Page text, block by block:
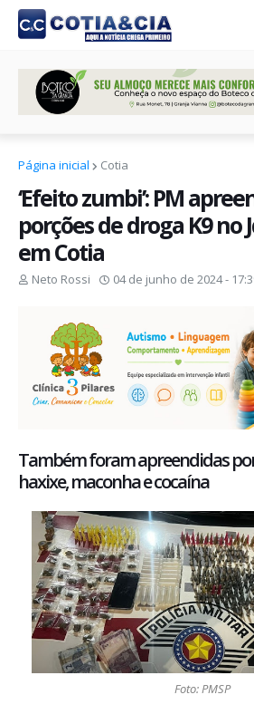
Página inicial Cotia
‘Efeito zumbi’: PM
porções de droga K9 no
em Cotia
Neto Rossi 04 de junho de 2024 -
Também foram apreendidas
haxixe, maconha e cocaína
Foto: PMSP